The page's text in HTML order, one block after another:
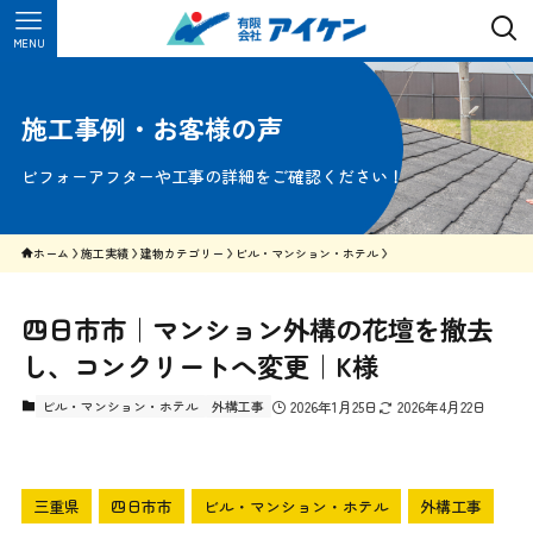
MENU
施工事例・お客様の声
ビフォーアフターや工事の詳細をご確認ください！
ホーム 施工実績 建物カテゴリー ビル・マンション・ホテル
四日市市｜マンション外構の花壇を撤去
し、コンクリートへ変更｜K様
ビル・マンション・ホテル 外構工事 2026年1月25日 2026年4月22日
三重県 四日市市 ビル・マンション・ホテル 外構工事